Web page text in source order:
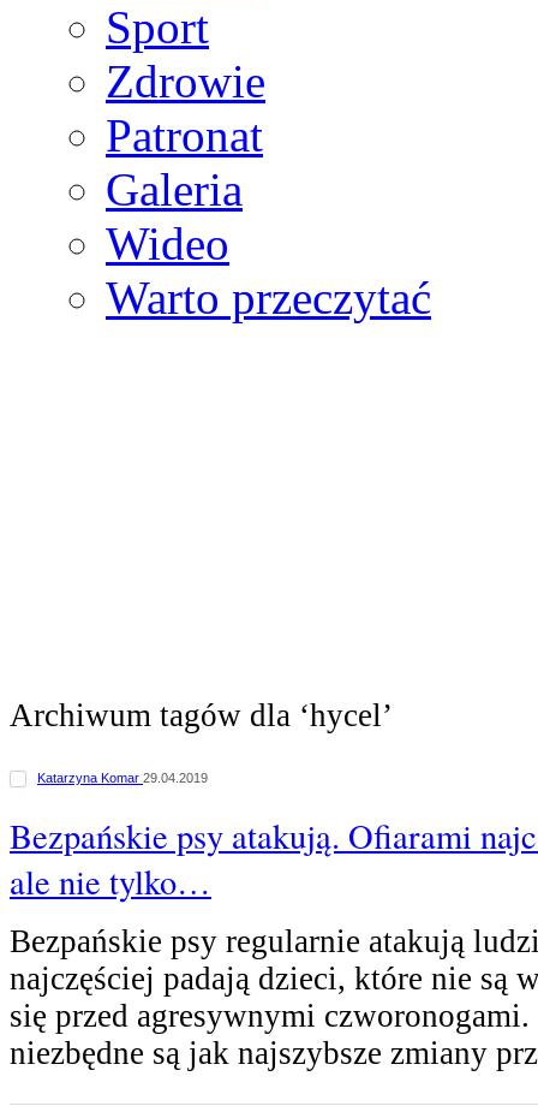
Sport
Zdrowie
Patronat
Galeria
Wideo
Warto przeczytać
Archiwum tagów dla ‘hycel’
Katarzyna Komar 29.04.2019
Bezpańskie psy atakują. Ofiarami
ale nie tylko…
Bezpańskie psy regularnie atakują
najczęściej padają dzieci, które nie są
się przed agresywnymi czworonogami.
niezbędne są jak najszybsze zmiany